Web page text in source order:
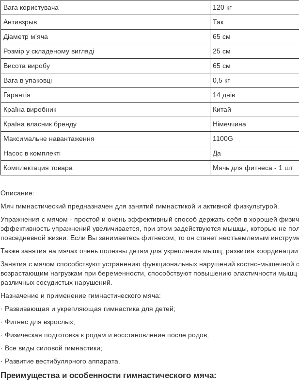
Вага користувача
120 кг
Антивзрыв
Так
Діаметр м'яча
65 см
Розмір у складеному вигляді
25 см
Висота виробу
65 см
Вага в упаковці
0,5 кг
Гарантія
14 днів
Країна виробник
Китай
Країна власник бренду
Німеччина
Максимальне навантаження
1100G
Насос в комплекті
Да
Комплектация товара
Мячь для фитнеса - 1 шт
Описание:
Мяч гимнастический предназначен для занятий гимнастикой и активной физкультурой.
Упражнения с мячом - простой и очень эффективный способ держать себя в хорошей
эффективность упражнений увеличивается, при этом задействуются мышцы, которые не
повседневной жизни. Если Вы занимаетесь фитнесом, то он станет неотъемлемым
Также занятия на мячах очень полезны детям для укрепления мышц, развития
Занятия с мячом способствуют устранению функциональных нарушений костно-мышечной
возрастающим нагрузкам при беременности, способствуют повышению эластичности
различных сосудистых нарушений.
Назначение и применение гимнастического мяча:
· Развивающая и укрепляющая гимнастика для детей;
· Фитнес для взрослых;
· Физическая подготовка к родам и восстановление после родов;
· Все виды силовой гимнастики;
· Развитие вестибулярного аппарата.
Преимущества и особенности гимнастического мяча: